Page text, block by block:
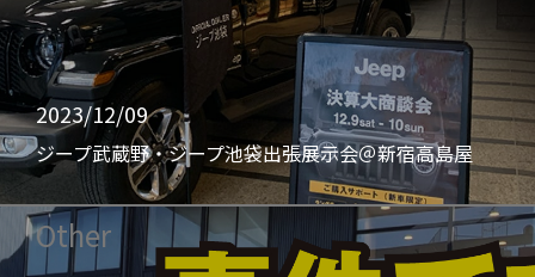
2023/12/09
ジープ武蔵野・ジープ池袋出張展示会＠新宿高島屋
Other